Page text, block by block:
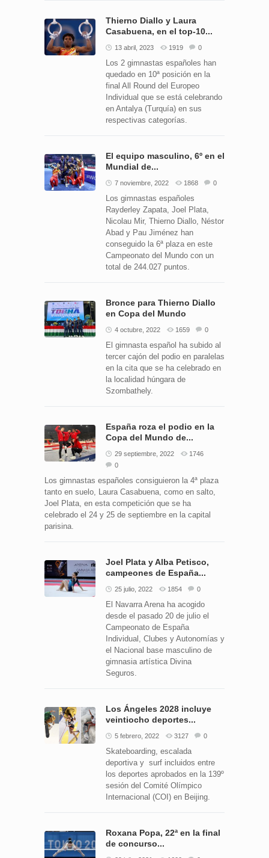
Thierno Diallo y Laura
Casabuena, en el top-10...
13 abril, 2023 1919 0
Los 2 gimnastas españoles han
quedado en 10ª posición en la
final All Round del Europeo
Individual que se está celebrando
en Antalya (Turquía) en sus
respectivas categorías.
El equipo masculino, 6º en el
Mundial de...
7 noviembre, 2022 1868 0
Los gimnastas españoles
Rayderley Zapata, Joel Plata,
Nicolau Mir, Thierno Diallo, Néstor
Abad y Pau Jiménez han
conseguido la 6ª plaza en este
Campeonato del Mundo con un
total de 244.027 puntos.
Bronce para Thierno Diallo
en Copa del Mundo
4 octubre, 2022 1659 0
El gimnasta español ha subido al
tercer cajón del podio en paralelas
en la cita que se ha celebrado en
la localidad húngara de
Szombathely.
España roza el podio en la
Copa del Mundo de...
29 septiembre, 2022
1746
0
Los gimnastas españoles consiguieron la 4ª plaza
tanto en suelo, Laura Casabuena, como en salto,
Joel Plata, en esta competición que se ha
celebrado el 24 y 25 de septiembre en la capital
parisina.
Joel Plata y Alba Petisco,
campeones de España...
25 julio, 2022 1854 0
El Navarra Arena ha acogido
desde el pasado 20 de julio el
Campeonato de España
Individual, Clubes y Autonomías y
el Nacional base masculino de
gimnasia artística Divina
Seguros.
Los Ángeles 2028 incluye
veintiocho deportes...
5 febrero, 2022 3127 0
Skateboarding, escalada
deportiva y surf incluidos entre
los deportes aprobados en la 139º
sesión del Comité Olímpico
Internacional (COI) en Beijing.
Roxana Popa, 22ª en la final
de concurso...